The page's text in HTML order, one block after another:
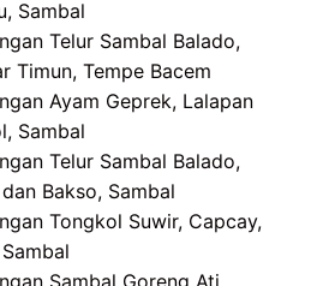
Sambal
Telur Sambal Balado,
Timun, Tempe Bacem
Ayam Geprek, Lalapan
Sambal
Telur Sambal Balado,
Bakso, Sambal
Tongkol Suwir, Capcay,
Sambal Goreng Ati